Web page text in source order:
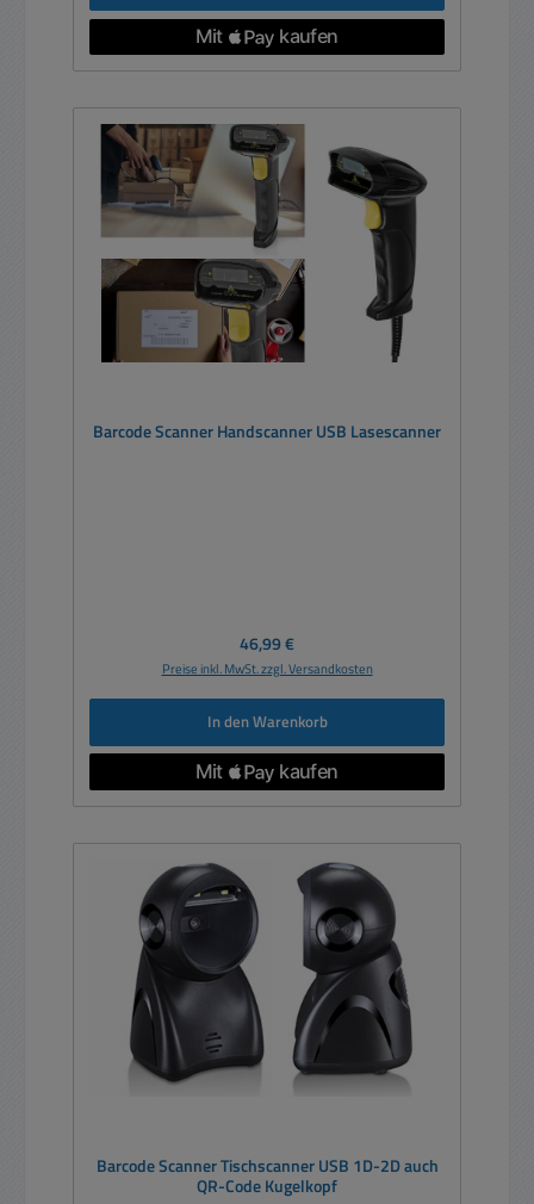
Barcode Scanner Handscanner USB Lasescanner
Regulärer Preis:
46,99 €
Preise inkl. MwSt. zzgl. Versandkosten
In den Warenkorb
Barcode Scanner Tischscanner USB 1D-2D auch
QR-Code Kugelkopf